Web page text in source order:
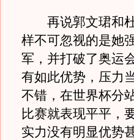
再说郭文珺和杜
样不可忽视的是她
军，并打破了奥运
有如此优势，压力
不错，在世界杯分
比赛就表现平平，
实力没有明显优势